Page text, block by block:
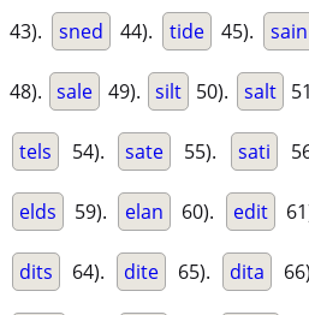
43). sned 44). tide 45). sain
48). sale 49). silt 50). salt
tels 54). sate 55). sati
elds 59). elan 60). edit
dits 64). dite 65). dita